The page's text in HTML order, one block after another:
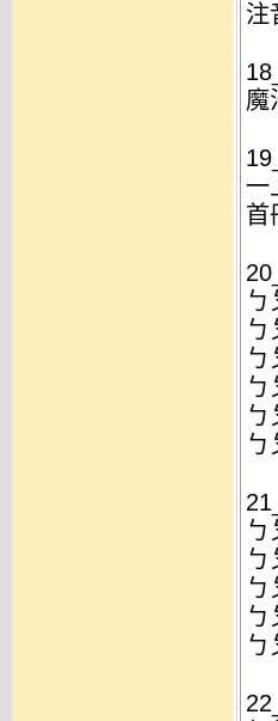
注
魔
一
首
ㄅ
ㄅ
ㄅ
ㄅ
ㄅ
ㄅ
ㄅ
ㄅ
ㄅ
ㄅ
ㄅ